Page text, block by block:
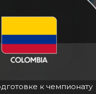
к чемпионату